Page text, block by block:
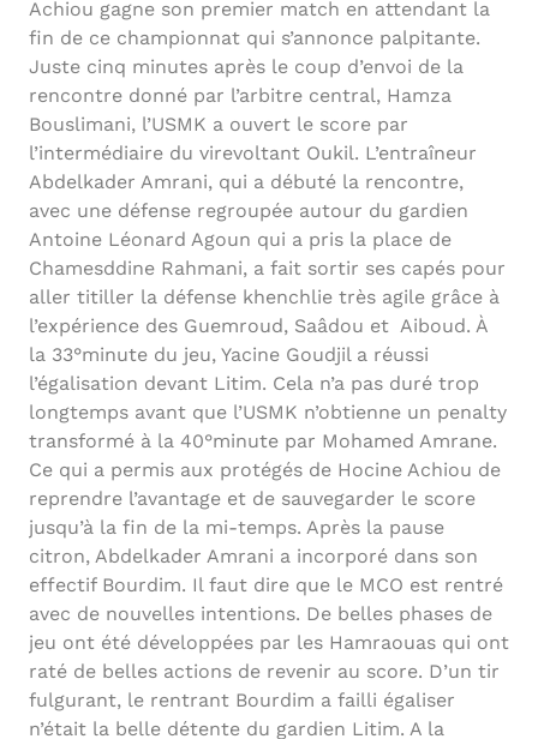
Achiou gagne son premier match en attendant la
fin de ce championnat qui s’annonce palpitante.
Juste cinq minutes après le coup d’envoi de la
rencontre donné par l’arbitre central, Hamza
Bouslimani, l’USMK a ouvert le score par
l’intermédiaire du virevoltant Oukil. L’entraîneur
Abdelkader Amrani, qui a débuté la rencontre,
avec une défense regroupée autour du gardien
Antoine Léonard Agoun qui a pris la place de
Chamesddine Rahmani, a fait sortir ses capés pour
aller titiller la défense khenchlie très agile grâce à
l’expérience des Guemroud, Saâdou et Aiboud. À
la 33°minute du jeu, Yacine Goudjil a réussi
l’égalisation devant Litim. Cela n’a pas duré trop
longtemps avant que l’USMK n’obtienne un penalty
transformé à la 40°minute par Mohamed Amrane.
Ce qui a permis aux protégés de Hocine Achiou de
reprendre l’avantage et de sauvegarder le score
jusqu’à la fin de la mi-temps. Après la pause
citron, Abdelkader Amrani a incorporé dans son
effectif Bourdim. Il faut dire que le MCO est rentré
avec de nouvelles intentions. De belles phases de
jeu ont été développées par les Hamraouas qui ont
raté de belles actions de revenir au score. D’un tir
fulgurant, le rentrant Bourdim a failli égaliser
n’était la belle détente du gardien Litim. A la